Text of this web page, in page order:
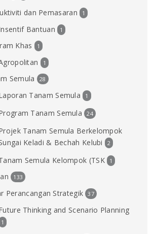
dan Pemasaran 1
Bantuan 1
Khas 1
1
Semula 28
Tanam Semula 1
Tanam Semula 24
Tanam Semula Berkelompok
Keladi & Bechah Kelubi
2
Semula Kelompok (TSK 1
133
Perancangan Strategik 37
Thinking and Scenario Planning
1